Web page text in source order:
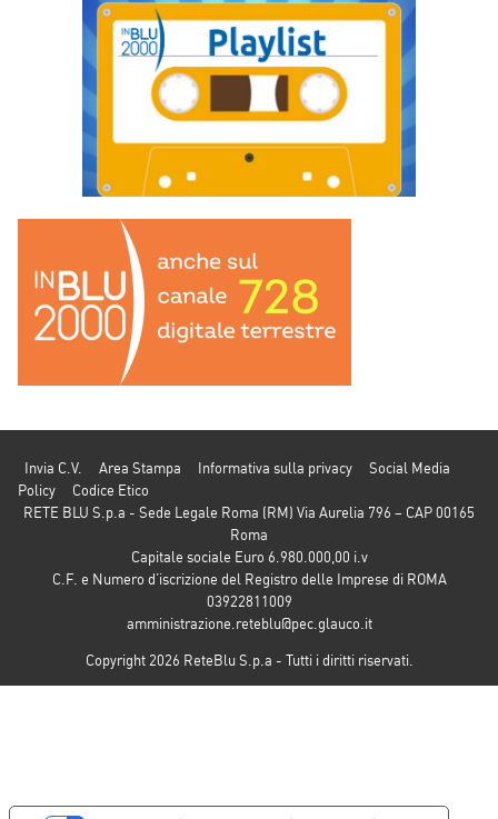
Invia C.V. Area Stampa Informativa sulla privacy
Social Media
Policy
Codice Etico
RETE BLU S.p.a - Sede Legale Roma (RM) Via Aurelia 796 – CAP 00165
Roma
Capitale sociale Euro 6.980.000,00 i.v
C.F. e Numero d’iscrizione del Registro delle Imprese di ROMA
03922811009
amministrazione.reteblu@pec.glauco.it
Copyright 2026 ReteBlu S.p.a - Tutti i diritti riservati.